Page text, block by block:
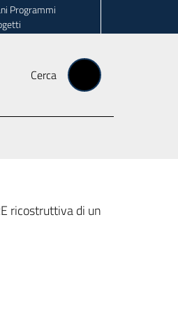
Programmi
Cerca
ricostruttiva di un